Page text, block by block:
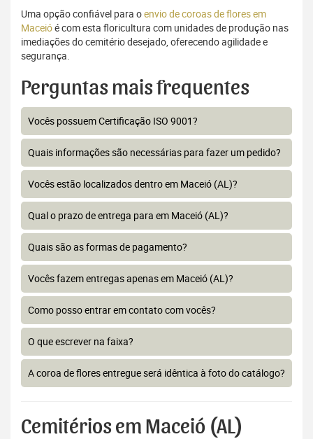
Uma opção confiável para oenvio de coroas de flores em
Maceióé com esta floricultura com unidades de produção nas
imediações do cemitério desejado, oferecendo agilidade e
segurança.
Perguntas mais frequentes
Vocês possuem Certificação ISO 9001?
Quais informações são necessárias para fazer um pedido?
Vocês estão localizados dentro em Maceió (AL)?
Qual o prazo de entrega para em Maceió (AL)?
Quais são as formas de pagamento?
Vocês fazem entregas apenas em Maceió (AL)?
Como posso entrar em contato com vocês?
O que escrever na faixa?
A coroa de flores entregue será idêntica à foto do catálogo?
Cemitérios em Maceió (AL)